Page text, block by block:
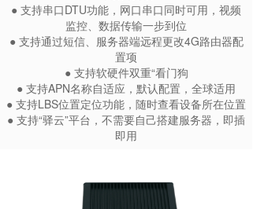
● 支持串口DTU功能，网口串口同时可用，视频
监控、数据传输一步到位
● 支持通过短信、服务器端远程更改4G路由器配
置项
● 支持软硬件双重“看门狗
● 支持APN名称自适应，默认配置，全球适用
● 支持LBS位置定位功能，随时查看设备所在位置
● 支持“驿云”平台，不需要自己搭建服务器，即插
即用